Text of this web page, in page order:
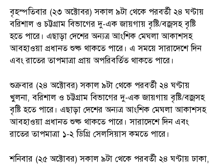
বৃহস্পতিবার (২৩ অক্টোবর) সকাল ৯টা থেকে পরবর্তী ২৪ ঘণ্টায়
বরিশাল ও চট্টগ্রাম বিভাগের দু-এক জায়গায় বৃষ্টি/বজ্রসহ বৃষ্টি
হতে পারে। এছাড়া দেশের অন্যত্র আংশিক মেঘলা আকাশসহ
আবহাওয়া প্রধানত শুষ্ক থাকতে পারে। এ সময়ে সারাদেশে দিন
এবং রাতের তাপমাত্রা প্রায় অপরিবর্তিত থাকতে পারে।
শুক্রবার (২৪ অক্টোবর) সকাল ৯টা থেকে পরবর্তী ২৪ ঘণ্টায়
খুলনা, বরিশাল ও চট্টগ্রাম বিভাগের দু-এক জায়গায় বৃষ্টি/বজ্রসহ
বৃষ্টি হতে পারে। এছাড়া দেশের অন্যত্র আংশিক মেঘলা আকাশসহ
আবহাওয়া প্রধানত শুষ্ক থাকতে পারে। সারাদেশে দিন এবং
রাতের তাপমাত্রা ১-২ ডিগ্রি সেলসিয়াস কমতে পারে।
শনিবার (২৫ অক্টোবর) সকাল ৯টা থেকে পরবর্তী ২৪ ঘণ্টায় ঢাকা,